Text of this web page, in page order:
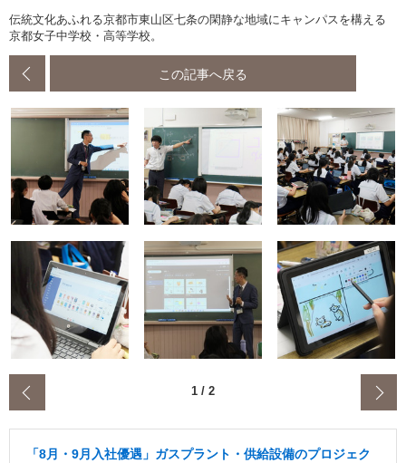
伝統文化あふれる京都市東山区七条の閑静な地域にキャンパスを構える
京都女子中学校・高等学校。
この記事へ戻る
1 / 2
「8月・9月入社優遇」ガスプラント・供給設備のプロジェク